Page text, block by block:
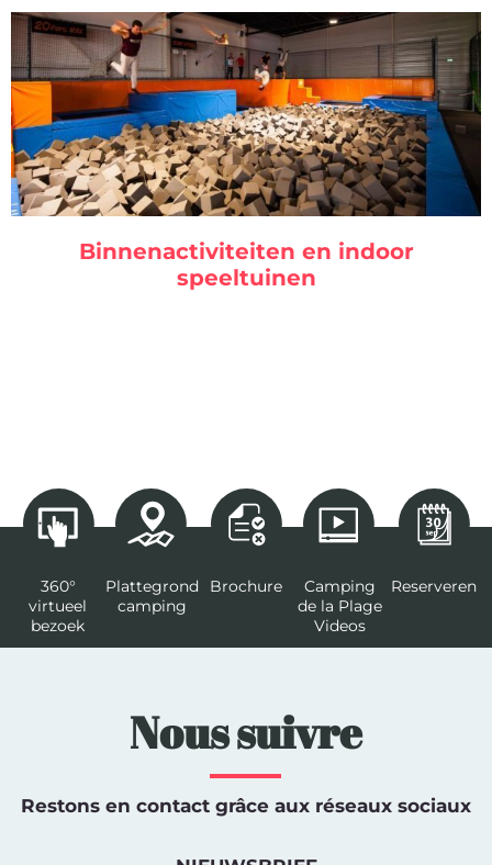
Binnenactiviteiten en indoor
speeltuinen
360°
virtueel
bezoek
Plattegrond
camping
Brochure
Camping
de la Plage
Videos
Reserveren
Nous suivre
Restons en contact grâce aux réseaux sociaux